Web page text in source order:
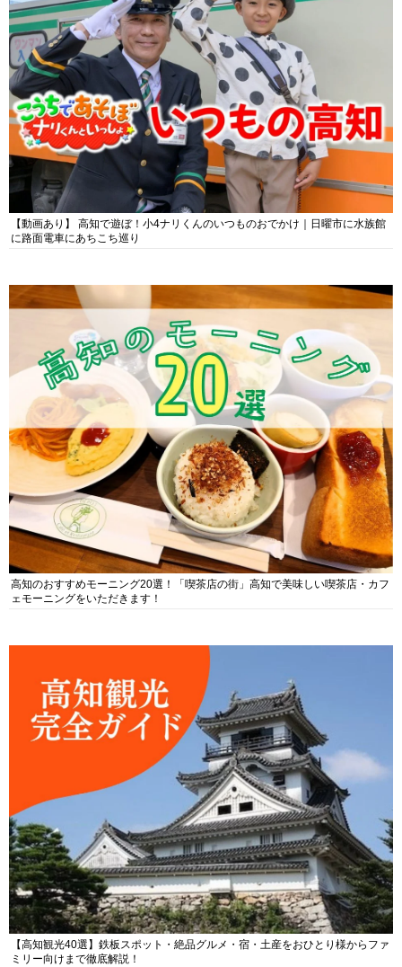
【動画あり】 高知で遊ぼ！小4ナリくんのいつものおでかけ｜日曜市に水族館
に路面電車にあちこち巡り
高知のおすすめモーニング20選！「喫茶店の街」高知で美味しい喫茶店・カフ
ェモーニングをいただきます！
【高知観光40選】鉄板スポット・絶品グルメ・宿・土産をおひとり様からファ
ミリー向けまで徹底解説！